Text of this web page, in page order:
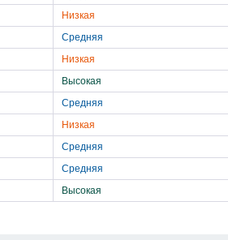
Низкая
Средняя
Низкая
Высокая
Средняя
Низкая
Средняя
Средняя
Высокая